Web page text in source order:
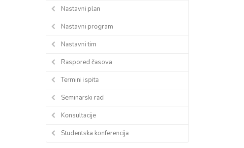
Nastavni plan
Nastavni program
Nastavni tim
Raspored časova
Termini ispita
Seminarski rad
Konsultacije
Studentska konferencija